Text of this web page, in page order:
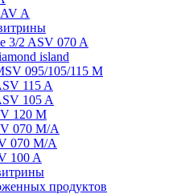
A
3/2 ASV 070 A
island
095/105/115 M
115 A
105 A
120 M
070 M/A
070 M/A
100 A
продуктов